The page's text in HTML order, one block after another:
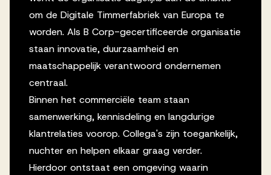
om de Digitale Timmerfabriek van Europa te
worden. Als B Corp-gecertificeerde organisatie
staan innovatie, duurzaamheid en
maatschappelijk verantwoord ondernemen
centraal.
Binnen het commerciële team staan
samenwerking, kennisdeling en langdurige
klantrelaties voorop. Collega's zijn toegankelijk,
nuchter en helpen elkaar graag verder.
Hierdoor ontstaat een omgeving waarin